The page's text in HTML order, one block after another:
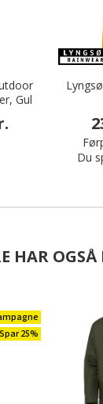
Gul
Du
HAR
Spar 25%